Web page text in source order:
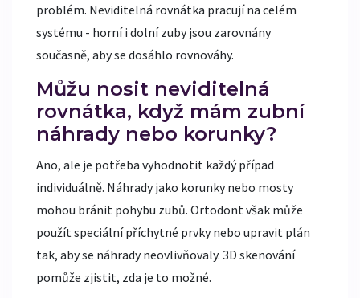
problém. Neviditelná rovnátka pracují na celém
systému - horní i dolní zuby jsou zarovnány
současně, aby se dosáhlo rovnováhy.
Můžu nosit neviditelná
rovnátka, když mám zubní
náhrady nebo korunky?
Ano, ale je potřeba vyhodnotit každý případ
individuálně. Náhrady jako korunky nebo mosty
mohou bránit pohybu zubů. Ortodont však může
použít speciální příchytné prvky nebo upravit plán
tak, aby se náhrady neovlivňovaly. 3D skenování
pomůže zjistit, zda je to možné.